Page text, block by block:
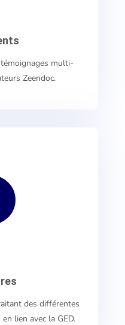
multi-
Zeendoc.
des différentes
lien avec la GED.